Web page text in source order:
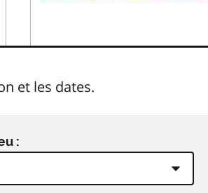
et les dates.
: